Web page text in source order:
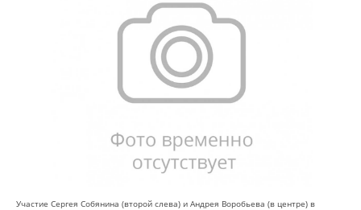
Участие Сергея Собянина (второй слева) и Андрея Воробьева (в центре) в